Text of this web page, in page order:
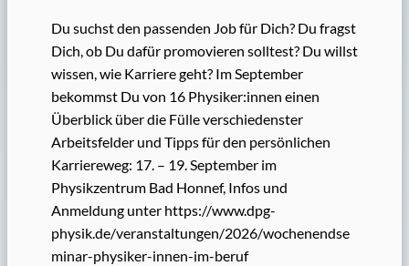
Du suchst den passenden Job für Dich? Du fragst
Dich, ob Du dafür promovieren solltest? Du willst
wissen, wie Karriere geht? Im September
bekommst Du von 16 Physiker:innen einen
Überblick über die Fülle verschiedenster
Arbeitsfelder und Tipps für den persönlichen
Karriereweg: 17. – 19. September im
Physikzentrum Bad Honnef, Infos und
Anmeldung unter https://www.dpg-
physik.de/veranstaltungen/2026/wochenendse
minar-physiker-innen-im-beruf